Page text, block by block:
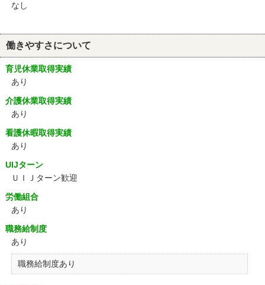
なし
働きやすさについて
育児休業取得実績
あり
介護休業取得実績
あり
看護休暇取得実績
あり
UIJターン
ＵＩＪターン歓迎
労働組合
あり
職務給制度
あり
職務給制度あり